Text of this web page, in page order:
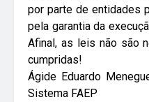
por parte de entidades
pela garantia da
Afinal, as leis não são
cumpridas!
Ágide Eduardo
Sistema FAEP